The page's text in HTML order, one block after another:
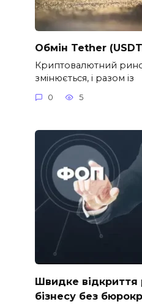
Обмін Tether
Криптовалютний
змінюється, і разом із
0 5
Швидке відкриття
бізнесу без